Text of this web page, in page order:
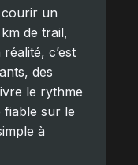
un
de trail,
c’est
des
le rythme
fiable sur le
à